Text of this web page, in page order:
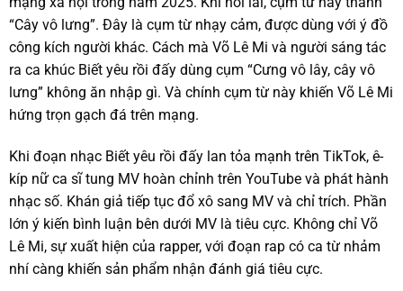
“Cây vô lưng”. Đây là cụm từ nhạy cảm, được dùng với ý đồ
công kích người khác. Cách mà Võ Lê Mi và người sáng tác
ra ca khúc Biết yêu rồi đấy dùng cụm “Cưng vô lây, cây vô
lưng” không ăn nhập gì. Và chính cụm từ này khiến Võ Lê Mi
hứng trọn gạch đá trên mạng.
Khi đoạn nhạc Biết yêu rồi đấy lan tỏa mạnh trên TikTok, ê-
kíp nữ ca sĩ tung MV hoàn chỉnh trên YouTube và phát hành
nhạc số. Khán giả tiếp tục đổ xô sang MV và chỉ trích. Phần
lớn ý kiến bình luận bên dưới MV là tiêu cực. Không chỉ Võ
Lê Mi, sự xuất hiện của rapper, với đoạn rap có ca từ nhảm
nhí càng khiến sản phẩm nhận đánh giá tiêu cực.